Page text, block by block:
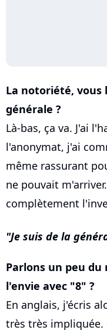
La notoriété, vous
générale ?
Là-bas, ça va. J'ai
l'anonymat, j'ai
même rassurant
ne pouvait
complètement
Je suis de la
Parlons un peu
l'envie avec "8" ?
En anglais, j'écris
très très